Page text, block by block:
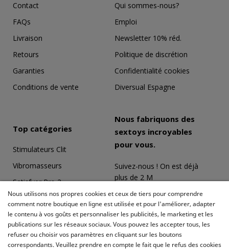
Contact
FAQs
Livraison
Retours
Garanties
Conditions de vente
Qui sommes-nous?
Emploi
Newsletter 10% réd.
Politique de discrétion
Confidentialité cookies
Diversual Espagne
Top catégories
Stimulateurs Clit
Vibromasseurs
Satisfyer Pro 2
Coffrets Érotiques
Masturbateurs
Meilleures ventes
Nous fabriquons des
sextoys incroyables
pour vous.
Suivez-nous ! On est déjà
plus de 2 M
Nous utilisons nos propres cookies et ceux de tiers pour comprendre
comment notre boutique en ligne est utilisée et pour l'améliorer, adapter
le contenu à vos goûts et personnaliser les publicités, le marketing et les
publications sur les réseaux sociaux. Vous pouvez les accepter tous, les
refuser ou choisir vos paramètres en cliquant sur les boutons
correspondants. Veuillez prendre en compte le fait que le refus des cookies